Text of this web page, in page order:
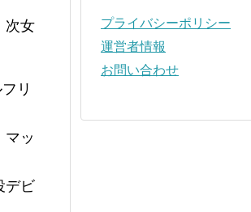
次女
リ
マッ
デビ
プライバシーポリシー
運営者情報
お問い合わせ